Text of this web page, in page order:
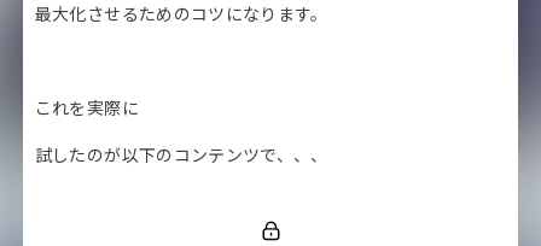
最大化させるためのコツになります。
これを実際に
試したのが以下のコンテンツで、、、